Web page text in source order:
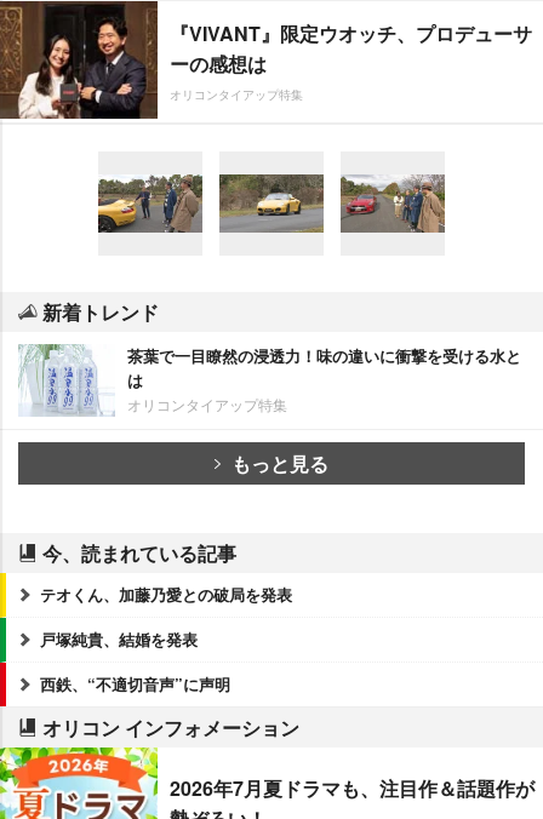
『VIVANT』限定ウオッチ、プロデューサ
ーの感想は
オリコンタイアップ特集
新着トレンド
茶葉で一目瞭然の浸透力！味の違いに衝撃を受ける水と
は
オリコンタイアップ特集
もっと見る
今、読まれている記事
テオくん、加藤乃愛との破局を発表
戸塚純貴、結婚を発表
西鉄、“不適切音声”に声明
オリコン インフォメーション
2026年7月夏ドラマも、注目作＆話題作が